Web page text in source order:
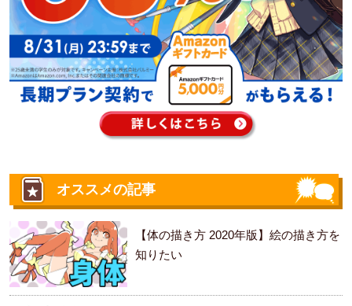
オススメの記事
【体の描き方 2020年版】絵の描き方を
知りたい